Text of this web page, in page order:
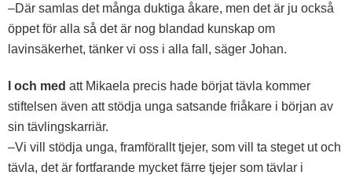
–Där samlas det många duktiga åkare, men det är ju också
öppet för alla så det är nog blandad kunskap om
lavinsäkerhet, tänker vi oss i alla fall, säger Johan.
I och med att Mikaela precis hade börjat tävla kommer
stiftelsen även att stödja unga satsande friåkare i början av
sin tävlingskarriär.
–Vi vill stödja unga, framförallt tjejer, som vill ta steget ut och
tävla, det är fortfarande mycket färre tjejer som tävlar i